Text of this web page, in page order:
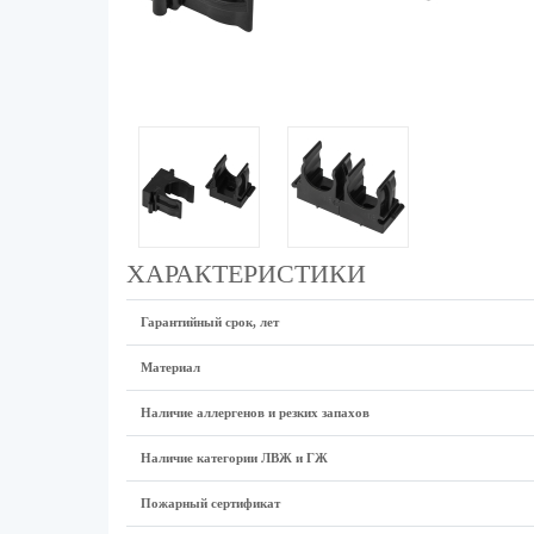
ХАРАКТЕРИСТИКИ
Гарантийный срок, лет
Материал
Наличие аллергенов и резких запахов
Наличие категории ЛВЖ и ГЖ
Пожарный сертификат